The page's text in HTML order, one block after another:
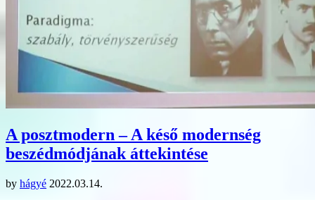
A posztmodern – A késő modernség
beszédmódjának áttekintése
by hágyé 2022.03.14.